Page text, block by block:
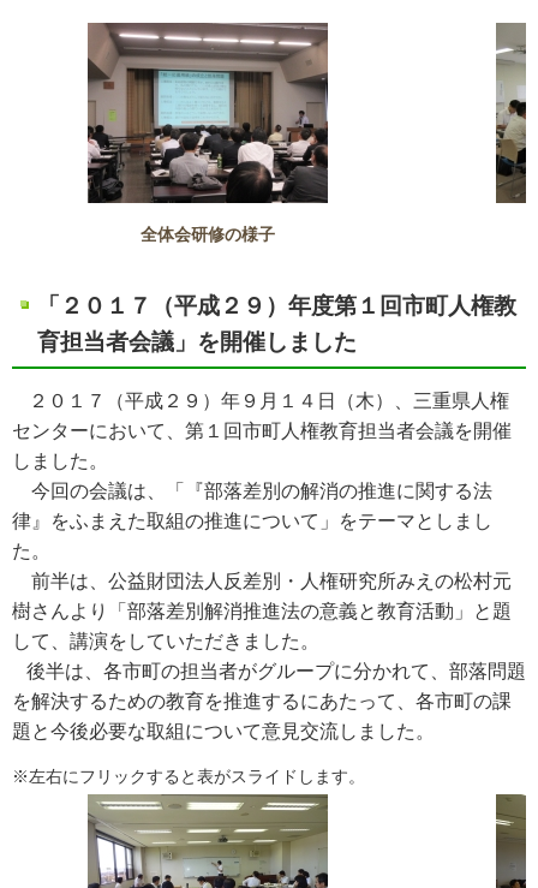
全体会研修の様子
「２０１７（平成２９）年度第１回市町人権教
育担当者会議」を開催しました
２０１７（平成２９）年９月１４日（木）、三重県人権
センターにおいて、第１回市町人権教育担当者会議を開催
しました。
今回の会議は、「『部落差別の解消の推進に関する法
律』をふまえた取組の推進について 」をテーマとしまし
た。
前半は、公益財団法人反差別・人権研究所みえの松村元
樹さんより「部落差別解消推進法の意義と教育活動」と題
して、講演をしていただきました。
後半は、各市町の担当者がグループに分かれて、部落問題
を解決するための教育を推進するにあたって、各市町の課
題と今後必要な取組について意見交流しました。
※左右にフリックすると表がスライドします。